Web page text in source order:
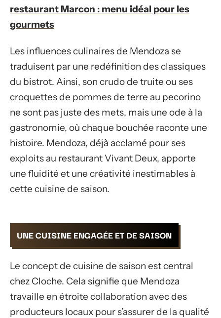
restaurant Marcon : menu idéal pour les
gourmets
Les influences culinaires de Mendoza se
traduisent par une redéfinition des classiques
du bistrot. Ainsi, son crudo de truite ou ses
croquettes de pommes de terre au pecorino
ne sont pas juste des mets, mais une ode à la
gastronomie, où chaque bouchée raconte une
histoire. Mendoza, déjà acclamé pour ses
exploits au restaurant Vivant Deux, apporte
une fluidité et une créativité inestimables à
cette cuisine de saison.
UNE CUISINE ENGAGÉE ET DE SAISON
Le concept de cuisine de saison est central
chez Cloche. Cela signifie que Mendoza
travaille en étroite collaboration avec des
producteurs locaux pour s’assurer de la qualité